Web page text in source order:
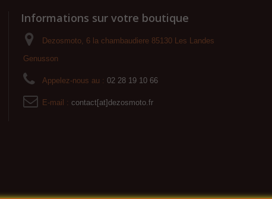
Informations sur votre boutique
Dezosmoto, 6 la chambaudiere 85130 Les Landes
Genusson
Appelez-nous au : 02 28 19 10 66
E-mail : contact[at]dezosmoto.fr